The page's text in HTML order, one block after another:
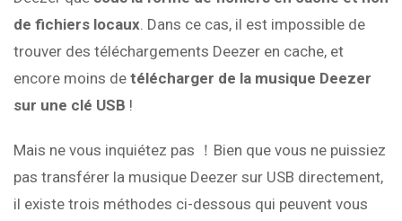
de fichiers locaux. Dans ce cas, il est impossible de
trouver des téléchargements Deezer en cache, et
encore moins de télécharger de la musique Deezer
sur une clé USB !
Mais ne vous inquiétez pas ！Bien que vous ne puissiez
pas transférer la musique Deezer sur USB directement,
il existe trois méthodes ci-dessous qui peuvent vous